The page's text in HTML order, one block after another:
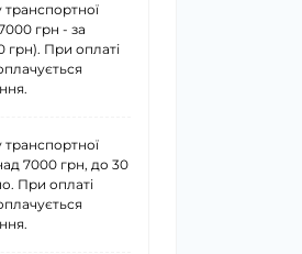
грн - за
грн). При оплаті
7000 грн, до 30
При оплаті